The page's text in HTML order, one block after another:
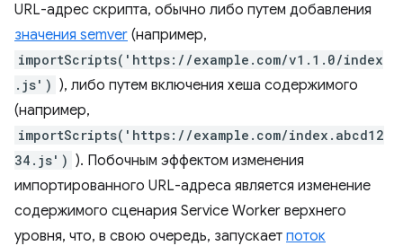
URL-адрес скрипта, обычно либо путем добавления
значения semver (например,
importScripts('https://example.com/v1.1.0/index
.js') ), либо путем включения хеша содержимого
(например,
importScripts('https://example.com/index.abcd12
34.js') ). Побочным эффектом изменения
импортированного URL-адреса является изменение
содержимого сценария Service Worker верхнего
уровня, что, в свою очередь, запускает поток